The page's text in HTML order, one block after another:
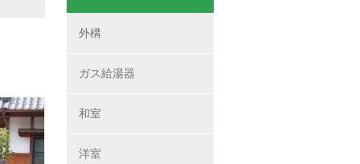
外構
ガス給湯器
和室
洋室